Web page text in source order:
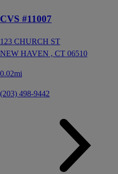
CVS #11007
123 CHURCH ST
NEW HAVEN , CT 06510
0.02mi
(203) 498-9442